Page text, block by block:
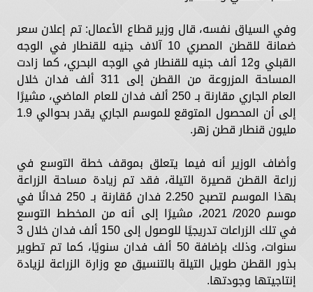
وفي السياق نفسه، قال وزير قطاع الأعمال: تم إعلان سعر
ضمانة للقطن المصري 10 آلاف جنيه للقنطار في الوجه
القبلي و12 ألف جنيه للقنطار في الوجه البحري، كما زادت
المساحة المزروعة من القطن إلى 311 ألف فدان خلال
العام الجاري مقارنة بـ 250 ألف فدان للعام الماضي، مشيرًا
إلى أن المحصول المتوقع للموسم الجاري يقدر بحوالي 1.9
مليون قنطار قطن زهر.
وأضاف الوزير أنه فيما يتعلق بموقف خطة التوسع في
زراعة القطن قصيرة التيلة، فقد تم زيادة مساحة الزراعة
بهذا الموسم لتصبح 2.250 فدان مُقارنة بـ 250 فدانًا في
موسم 2020/ 2021، مشيرًا إلى أنه من المخطط التوسع
في تلك الزراعات تدريجيًا للوصول إلى 150 ألف فدان خلال 3
سنوات، وذلك بإضافة 50 ألف فدان سنويًا، كما تم تطوير
بذور القطن طويل التيلة بالتنسيق مع وزارة الزراعة لزيادة
إنتاجيتها وجودتها.